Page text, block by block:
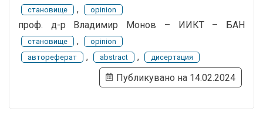
становище , opinion
проф. д-р Владимир Монов – ИИКТ – БАН
становище ,
opinion
автореферат
, abstract , дисертация
Публикувано на 14.02.2024